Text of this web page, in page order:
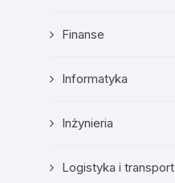
Finanse
Informatyka
Inżynieria
Logistyka i transport